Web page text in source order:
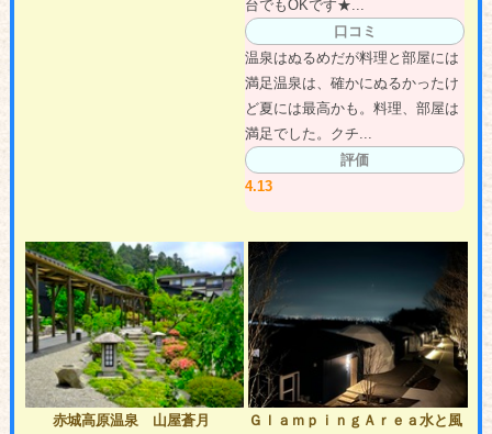
台でもOKです★...
口コミ
温泉はぬるめだが料理と部屋には
満足温泉は、確かにぬるかったけ
ど夏には最高かも。料理、部屋は
満足でした。クチ...
評価
4.13
赤城高原温泉 山屋蒼月
ＧｌａｍｐｉｎｇＡｒｅａ水と風